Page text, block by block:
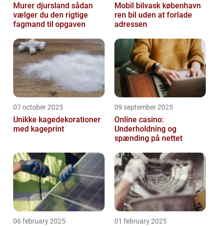
Murer djursland sådan
vælger du den rigtige
fagmand til opgaven
Mobil bilvask københavn
ren bil uden at forlade
adressen
07 october 2025
Unikke kagedekorationer
med kageprint
09 september 2025
Online casino:
Underholdning og
spænding på nettet
06 february 2025 01 february 2025